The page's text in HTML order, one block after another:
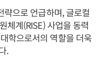
략으로 언급하며, 글로컬
체계(RISE) 사업을 동력
학으로서의 역할을 더욱
.